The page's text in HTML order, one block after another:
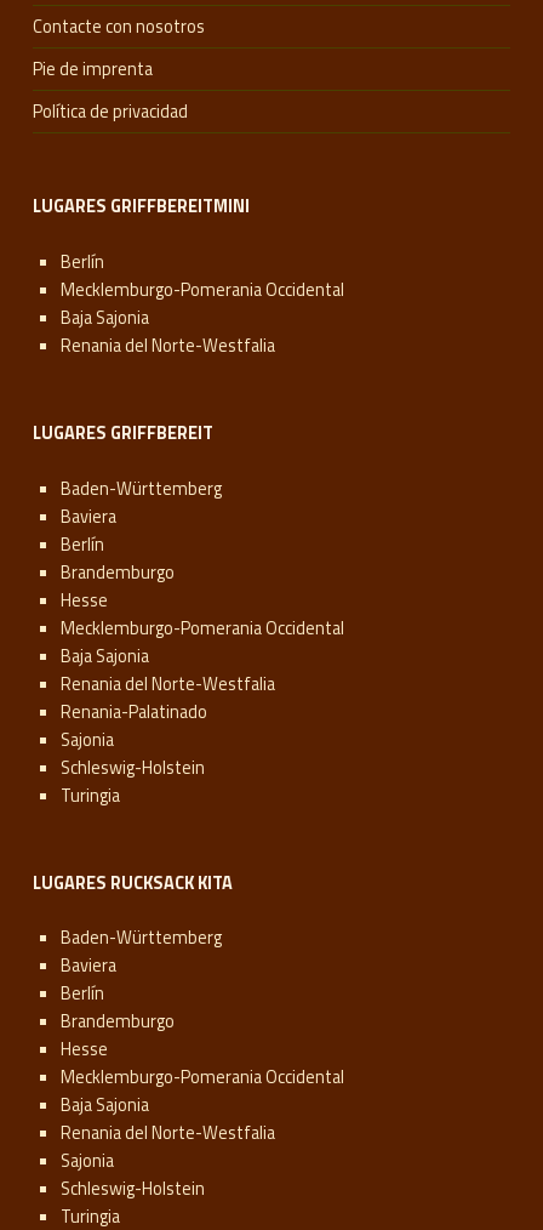
Contacte con nosotros
Pie de imprenta
Política de privacidad
LUGARES GRIFFBEREITMINI
Berlín
Mecklemburgo-Pomerania Occidental
Baja Sajonia
Renania del Norte-Westfalia
LUGARES GRIFFBEREIT
Baden-Württemberg
Baviera
Berlín
Brandemburgo
Hesse
Mecklemburgo-Pomerania Occidental
Baja Sajonia
Renania del Norte-Westfalia
Renania-Palatinado
Sajonia
Schleswig-Holstein
Turingia
LUGARES RUCKSACK KITA
Baden-Württemberg
Baviera
Berlín
Brandemburgo
Hesse
Mecklemburgo-Pomerania Occidental
Baja Sajonia
Renania del Norte-Westfalia
Sajonia
Schleswig-Holstein
Turingia